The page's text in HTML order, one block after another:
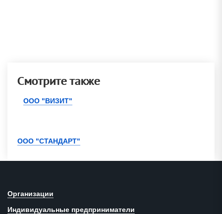
Смотрите также
ООО "ВИЗИТ"
ООО "СТАНДАРТ"
Организации
Индивидуальные предприниматели